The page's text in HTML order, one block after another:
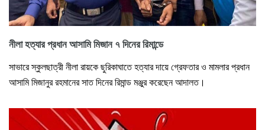
নীলা হত্যার প্রধান আসামি মিজান ৭ দিনের রিমান্ডে
সাভারে স্কুলছাত্রী নীলা রায়কে ছুরিকাঘাতে হত্যার দায়ে গ্রেফতার ও মামলার প্রধান
আসামি মিজানুর রহমানের সাত দিনের রিমান্ড মঞ্জুর করেছেন আদালত।